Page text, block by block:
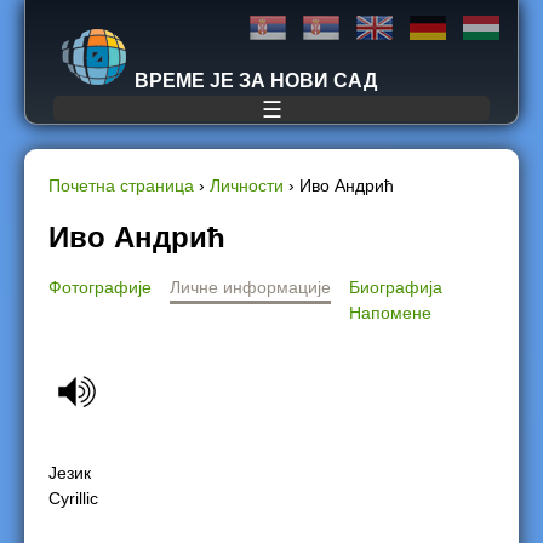
Jump to navigation
ВРЕМЕ ЈЕ ЗА НОВИ САД
☰
Y
o
e
Почетна страница › Личности › Иво Андрић
Иво Андрић
Фотографије Личне информације
Биографија
Напомене
Језик
Cyrillic